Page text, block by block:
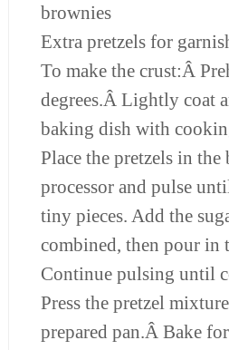
brownies
Extra pretzels for
To make the crust:Â
degrees.Â Lightly coat
baking dish with
Place the pretzels in
processor and pulse
tiny pieces. Add the
combined, then pour in
Continue pulsing until
Press the pretzel
prepared pan.Â Bake